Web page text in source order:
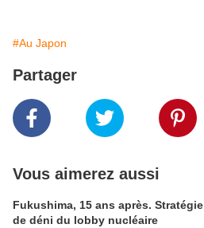
#Au Japon
Partager
Vous aimerez aussi
Fukushima, 15 ans après. Stratégie
de déni du lobby nucléaire